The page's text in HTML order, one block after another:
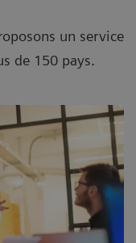
un service
de 150 pays.